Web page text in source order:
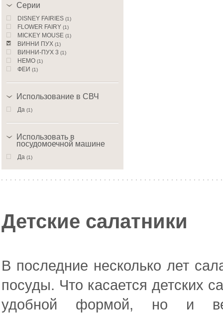
Серии
DISNEY FAIRIES (1)
FLOWER FAIRY (1)
MICKEY MOUSE (1)
ВИННИ ПУХ (1)
ВИННИ-ПУХ 3 (1)
НЕМО (1)
ФЕИ (1)
Использование в СВЧ
Да (1)
Использовать в
посудомоечной машине
Да (1)
Детские салатники
В последние несколько лет
посуды. Что касается детских
удобной формой, но и